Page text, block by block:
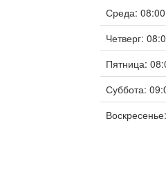
Среда:
Четверг:
Пятница:
Суббота: